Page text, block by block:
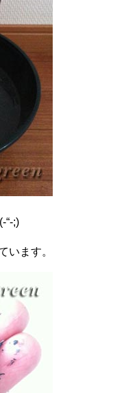
“-;)
います。